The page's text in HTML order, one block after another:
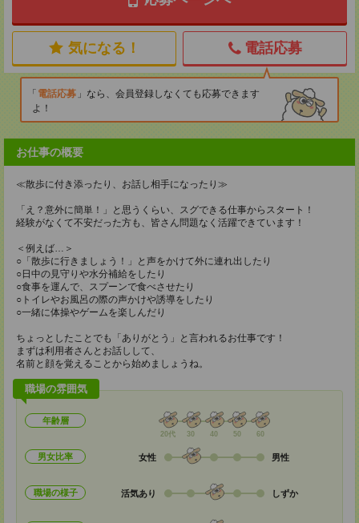
気になる！ 電話応募
電話応募
なら、会員登録しなくても応募できます
よ！
お仕事の概要
≪散歩に付き添ったり、お話し相手になったり≫
「え？意外に簡単！」と思うくらい、スグできる仕事からスタート！
経験がなくて不安だった方も、皆さん問題なく活躍できています！
＜例えば…＞
○「散歩に行きましょう！」と声をかけて外に連れ出したり
○日中の見守りや水分補給をしたり
○食事を運んで、スプーンで食べさせたり
○トイレやお風呂の際の声かけや誘導をしたり
○一緒に体操やゲームを楽しんだり
ちょっとしたことでも「ありがとう」と言われるお仕事です！
まずは利用者さんとお話しして、
名前と顔を覚えることから始めましょうね。
職場の雰囲気
年齢層
20代 30 40 50 60
男女比率 女性 男性
職場の様子 活気あり しずか